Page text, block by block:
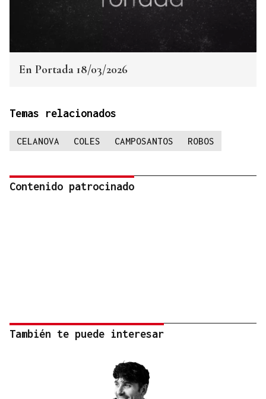
En Portada 18/03/2026
Temas relacionados
CELANOVA COLES CAMPOSANTOS ROBOS
Contenido patrocinado
También te puede interesar